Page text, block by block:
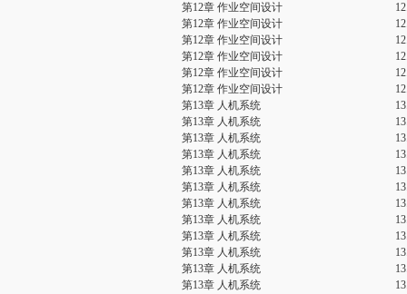
第12章 作业空间设计
第12章 作业空间设计
第12章 作业空间设计
第12章 作业空间设计
第12章 作业空间设计
第12章 作业空间设计
第13章 人机系统
第13章 人机系统
第13章 人机系统
第13章 人机系统
第13章 人机系统
第13章 人机系统
第13章 人机系统
第13章 人机系统
第13章 人机系统
第13章 人机系统
第13章 人机系统
第13章 人机系统